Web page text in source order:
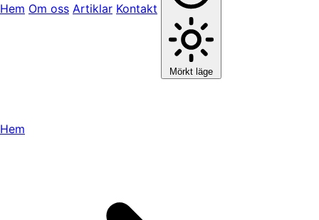
Hem Om oss Artiklar Kontakt
Mörkt läge
Hem